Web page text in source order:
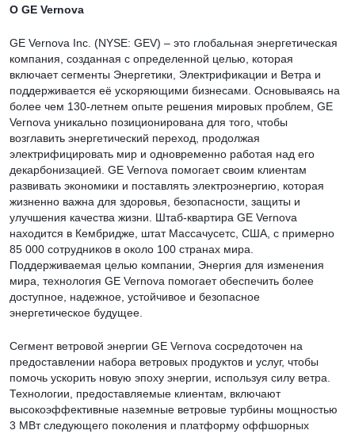
О GE Vernova
GE Vernova Inc. (NYSE: GEV) – это глобальная энергетическая
компания, созданная с определенной целью, которая
включает сегменты Энергетики, Электрификации и Ветра и
поддерживается её ускоряющими бизнесами. Основываясь на
более чем 130-летнем опыте решения мировых проблем, GE
Vernova уникально позиционирована для того, чтобы
возглавить энергетический переход, продолжая
электрифицировать мир и одновременно работая над его
декарбонизацией. GE Vernova помогает своим клиентам
развивать экономики и поставлять электроэнергию, которая
жизненно важна для здоровья, безопасности, защиты и
улучшения качества жизни. Штаб-квартира GE Vernova
находится в Кембридже, штат Массачусетс, США, с примерно
85 000 сотрудников в около 100 странах мира.
Поддерживаемая целью компании, Энергия для изменения
мира, технология GE Vernova помогает обеспечить более
доступное, надежное, устойчивое и безопасное
энергетическое будущее.
Сегмент ветровой энергии GE Vernova сосредоточен на
предоставлении набора ветровых продуктов и услуг, чтобы
помочь ускорить новую эпоху энергии, используя силу ветра.
Технологии, предоставляемые клиентам, включают
высокоэффективные наземные ветровые турбины мощностью
3 МВт следующего поколения и платформу оффшорных